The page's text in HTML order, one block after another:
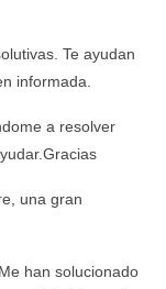
Te ayudan
informada.
a resolver
una gran
han solucionado